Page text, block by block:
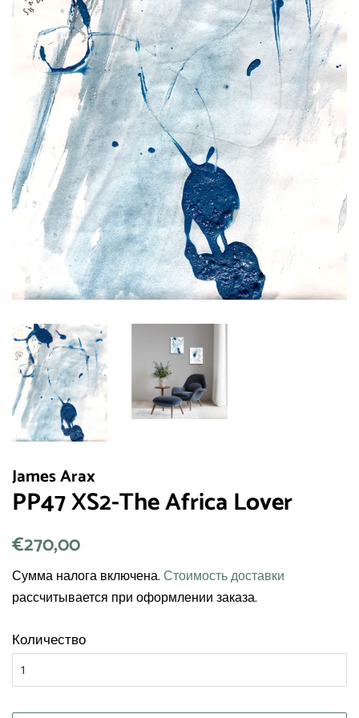
James Arax
PP47 XS2-The Africa Lover
Обычная
€270,00
скидкой
Сумма налога включена.Стоимость доставки
рассчитывается при оформлении заказа.
Количество